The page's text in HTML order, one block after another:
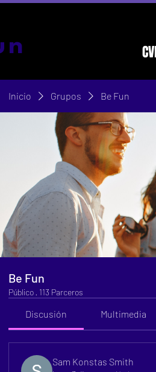
Inicio Grupos Be Fun
Be Fun
Público · 113 Parceros
Discusión Multimedia
Sam Konstas Smith